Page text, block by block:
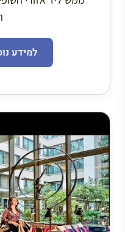
למידע